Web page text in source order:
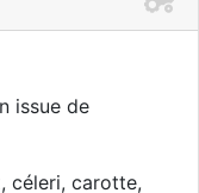
issue de
céleri, carotte,